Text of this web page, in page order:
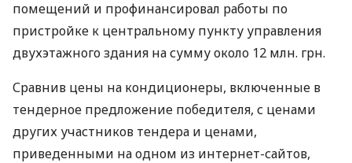
помещений и профинансировал работы по
пристройке к центральному пункту управления
двухэтажного здания на сумму около 12 млн. грн.
Сравнив цены на кондиционеры, включенные в
тендерное предложение победителя, с ценами
других участников тендера и ценами,
приведенными на одном из интернет-сайтов,